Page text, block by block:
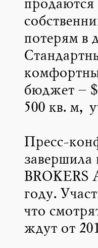
потерям в
бюджет –
500 кв. м,
Пресс-
BROKERS
году.
что
ждут от